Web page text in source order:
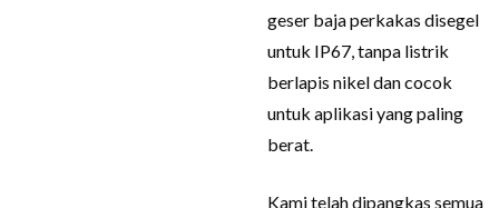
geser baja perkakas disegel
untuk IP67, tanpa listrik
berlapis nikel dan cocok
untuk aplikasi yang paling
berat.
Kami telah dipangkas semua